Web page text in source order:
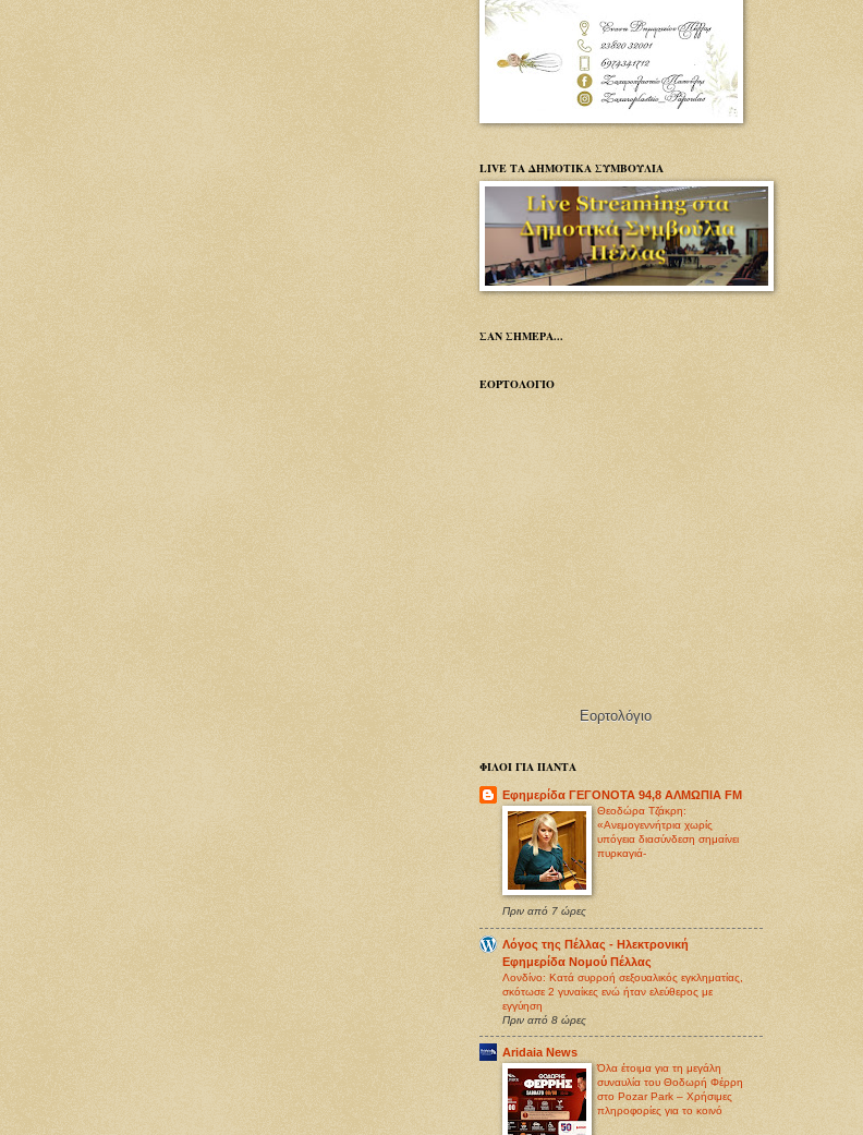
LIVE ΤΑ ΔΗΜΟΤΙΚΑ ΣΥΜΒΟΥΛΙΑ
ΣΑΝ ΣΗΜΕΡΑ...
ΕΟΡΤΟΛΟΓΙΟ
Εορτολόγιο
ΦΙΛΟΙ ΓΙΑ ΠΑΝΤΑ
Εφημερίδα ΓΕΓΟΝΟΤΑ 94,8 ΑΛΜΩΠΙΑ FM
Θεοδώρα Τζάκρη:
«Ανεμογεννήτρια χωρίς
υπόγεια διασύνδεση σημαίνει
πυρκαγιά-
Πριν από 7 ώρες
Λόγος της Πέλλας - Ηλεκτρονική
Εφημερίδα Νομού Πέλλας
Λονδίνο: Κατά συρροή σεξoυαλικός εγκληματίας,
σκότωσε 2 γυναίκες ενώ ήταν ελεύθερος με
εγγύηση
Πριν από 8 ώρες
Aridaia News
Όλα έτοιμα για τη μεγάλη
συναυλία του Θοδωρή Φέρρη
στο Pozar Park – Χρήσιμες
πληροφορίες για το κοινό